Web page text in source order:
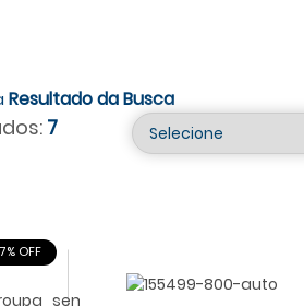
Resultado da Busca
7
OFF